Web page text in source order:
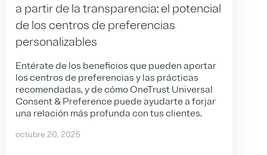
a partir de la transparencia: el potencial
de los centros de preferencias
personalizables
Entérate de los beneficios que pueden aportar
los centros de preferencias y las prácticas
recomendadas, y de cómo OneTrust Universal
Consent & Preference puede ayudarte a forjar
una relación más profunda con tus clientes.
octubre 20, 2025